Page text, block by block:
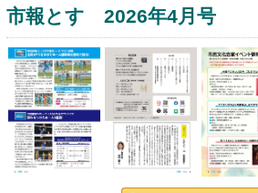
市報とす 2026年4月号
運営：福博印刷
saga ebooksとは